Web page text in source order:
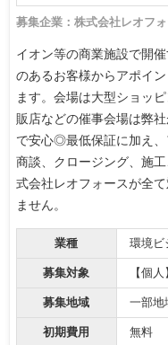
募集企業：株式会社レオフ
イオン等の商業施設で開
のあるお客様からアポイ
ます。会場は大型ショッ
販店などの催事会場は弊
で安心◎最低保証に加え、
商談、クロージング、施
式会社レオフォースが全
ません。
業種 環境ビ
募集対象 【個
募集地域 一部地
初期費用 無料